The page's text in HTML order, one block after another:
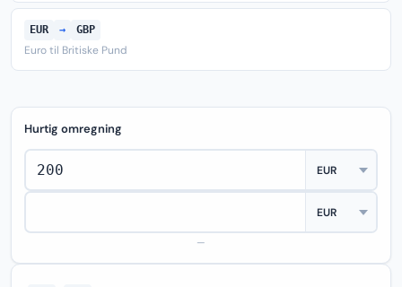
EUR → GBP
Euro til Britiske Pund
Hurtig omregning
—